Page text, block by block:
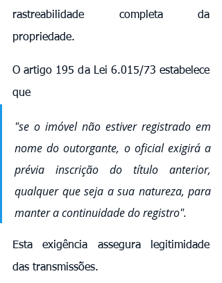
rastreabilidade completa da
propriedade.
O artigo 195 da Lei 6.015/73 estabelece
que
"se o imóvel não estiver registrado em
nome do outorgante, o oficial exigirá a
prévia inscrição do título anterior,
qualquer que seja a sua natureza, para
manter a continuidade do registro".
Esta exigência assegura legitimidade
das transmissões.